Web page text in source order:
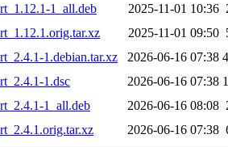
1_all.deb
2025-11-01 10:36
2025-11-01 09:50
1.debian.tar.xz
2026-06-16 07:38
1.dsc
2026-06-16 07:38
1_all.deb
2026-06-16 08:08
2026-06-16 07:38